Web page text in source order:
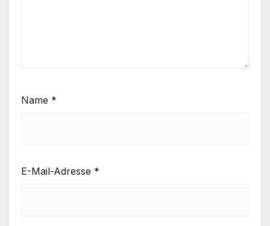
Name *
E-Mail-Adresse *